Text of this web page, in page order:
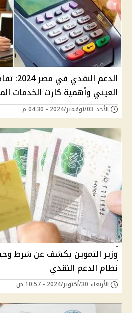
الدعم
العيني وأهمية كارت الخدمات
الأحد 03/نوفمبر/2024 - 04:30 م
وزير التموين يكشف عن شرط
نظام الدعم النقدي
الأربعاء 30/أكتوبر/2024 - 10:57 ص